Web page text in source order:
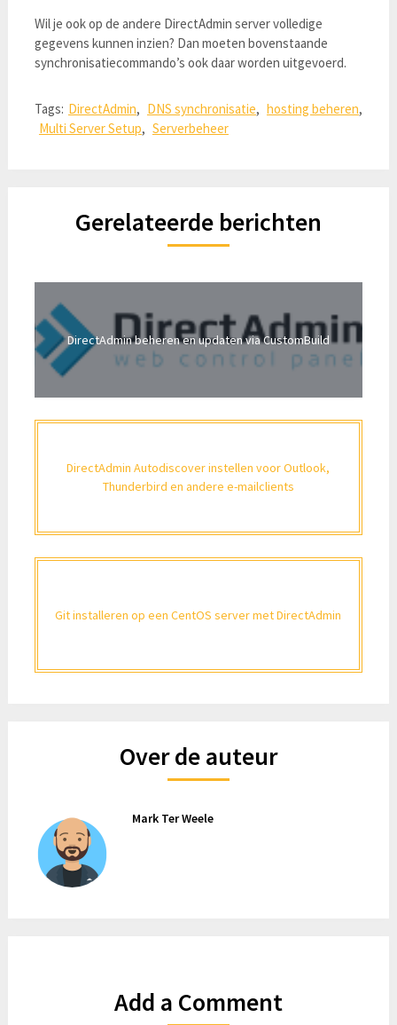
Wil je ook op de andere DirectAdmin server volledige
gegevens kunnen inzien? Dan moeten bovenstaande
synchronisatiecommando’s ook daar worden uitgevoerd.
Tags: DirectAdmin, DNS synchronisatie, hosting beheren,
Multi Server Setup, Serverbeheer
Gerelateerde berichten
DirectAdmin beheren en updaten via CustomBuild
DirectAdmin Autodiscover instellen voor Outlook,
Thunderbird en andere e-mailclients
Git installeren op een CentOS server met DirectAdmin
Over de auteur
Mark Ter Weele
Add a Comment